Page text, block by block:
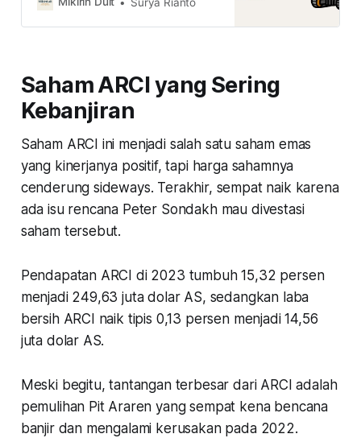
selengkapnya di sini
Saham ARCI yang Sering
Kebanjiran
Saham ARCI ini menjadi salah satu saham emas
yang kinerjanya positif, tapi harga sahamnya
cenderung sideways. Terakhir, sempat naik karena
ada isu rencana Peter Sondakh mau divestasi
saham tersebut.
Pendapatan ARCI di 2023 tumbuh 15,32 persen
menjadi 249,63 juta dolar AS, sedangkan laba
bersih ARCI naik tipis 0,13 persen menjadi 14,56
juta dolar AS.
Meski begitu, tantangan terbesar dari ARCI adalah
pemulihan Pit Araren yang sempat kena bencana
banjir dan mengalami kerusakan pada 2022.